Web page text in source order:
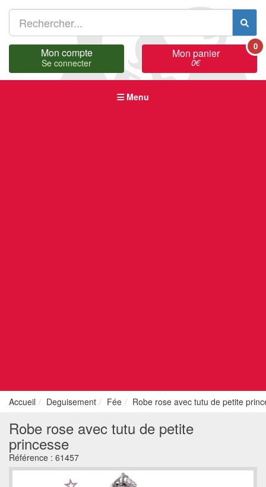
Mon compte
Se connecter
Mon panier
0€
0
Menu
Accueil Deguisement Fée Robe rose avec tutu de petite
Robe rose avec tutu de petite
princesse
Référence : 61457